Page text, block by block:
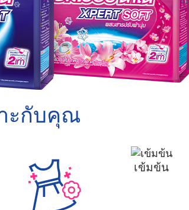
ะกับคุณ
เข้มข้น